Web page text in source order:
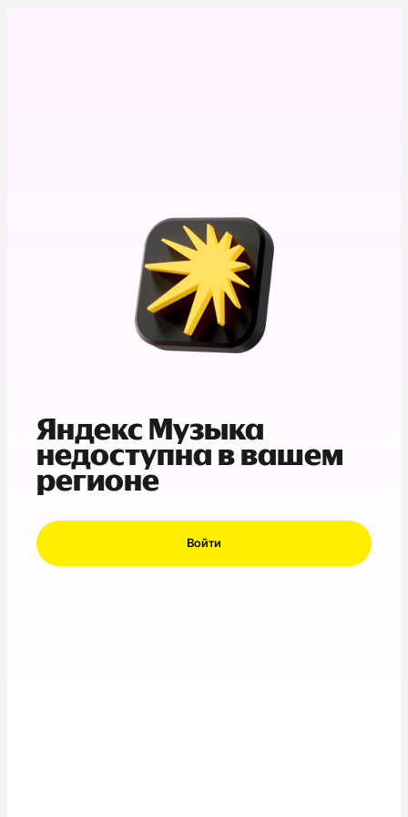
Яндекс Музыка
недоступна в вашем
регионе
Войти